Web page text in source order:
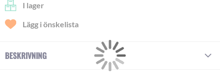
I lager
Lägg i önskelista
BESKRIVNING